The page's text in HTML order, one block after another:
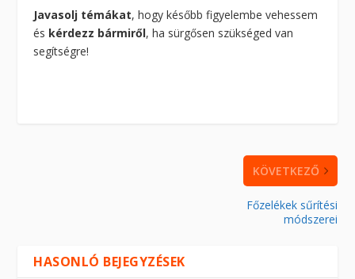
Javasolj témákat, hogy később figyelembe vehessem
és kérdezz bármiről, ha sürgősen szükséged van
segítségre!
KÖVETKEZŐ
Főzelékek sűrítési
módszerei
HASONLÓ BEJEGYZÉSEK